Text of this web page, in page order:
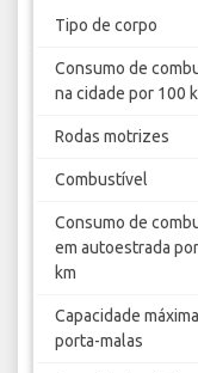
Tipo de corpo
Consumo de
na cidade por 100
Rodas motrizes
Combustível
Consumo de
em autoestrada
km
Capacidade
porta-malas